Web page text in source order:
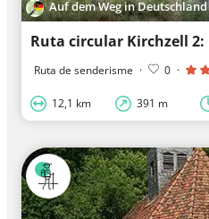
Auf dem Weg in Deutschland
Ruta de senderisme · 0 ·
12,1 km 391 m